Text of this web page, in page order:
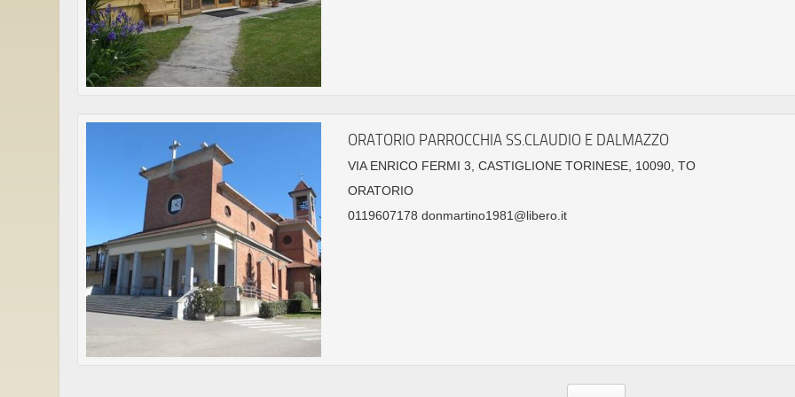
ORATORIO PARROCCHIA SS.CLAUDIO E DALMAZZO
VIA ENRICO FERMI 3, CASTIGLIONE TORINESE, 10090, TO
ORATORIO
0119607178 donmartino1981@libero.it